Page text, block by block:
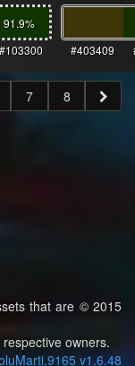
91.9%
#103300 #403409
7 8
that are © 2015
owners.
v1.6.48